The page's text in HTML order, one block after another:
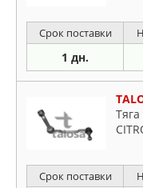
Срок поставки
1 дн.
Срок поставки